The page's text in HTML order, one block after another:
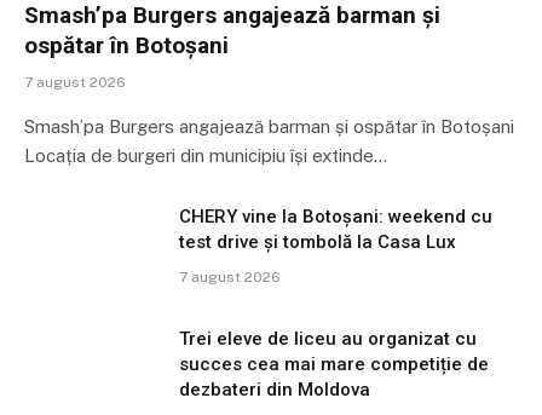
Smash’pa Burgers angajează barman și
ospătar în Botoșani
7 august 2026
Smash’pa Burgers angajează barman și ospătar în Botoșani
Locația de burgeri din municipiu își extinde…
CHERY vine la Botoșani: weekend cu
test drive și tombolă la Casa Lux
7 august 2026
Trei eleve de liceu au organizat cu
succes cea mai mare competiție de
dezbateri din Moldova